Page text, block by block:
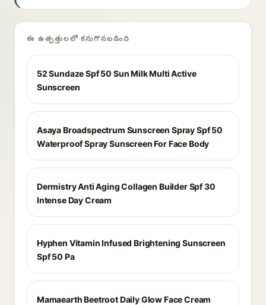
ఈ ఉత్పత్తులలో కనుగొనబడింది
52 Sundaze Spf 50 Sun Milk Multi Active
Sunscreen
Asaya Broadspectrum Sunscreen Spray Spf 50
Waterproof Spray Sunscreen For Face Body
Dermistry Anti Aging Collagen Builder Spf 30
Intense Day Cream
Hyphen Vitamin Infused Brightening Sunscreen
Spf 50 Pa
Mamaearth Beetroot Daily Glow Face Cream